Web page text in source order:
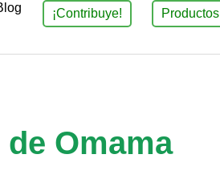
¡Contribuye! Productos
Omama